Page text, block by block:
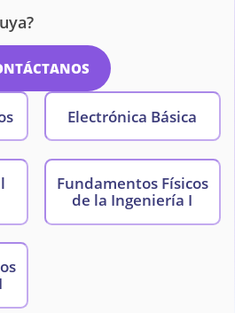
Electrónica Básica
Fundamentos Físicos
de la Ingeniería I